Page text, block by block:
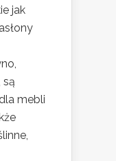
jak
są
mebli